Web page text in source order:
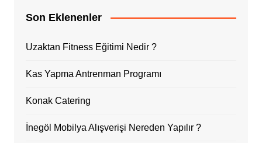
Son Eklenenler
Uzaktan Fitness Eğitimi Nedir ?
Kas Yapma Antrenman Programı
Konak Catering
İnegöl Mobilya Alışverişi Nereden Yapılır ?